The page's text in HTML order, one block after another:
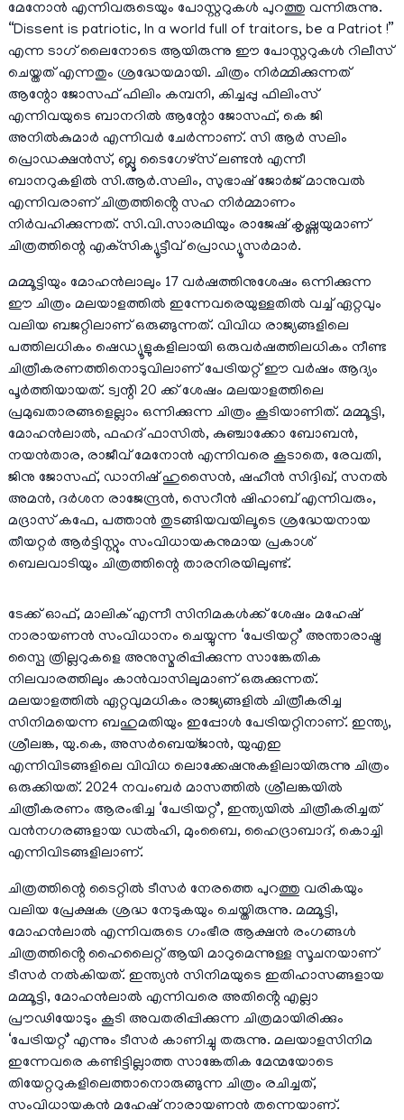
മേനോൻ എന്നിവരുടെയും പോസ്റ്ററുകൾ പുറത്തു വന്നിരുന്നു.
“Dissent is patriotic, In a world full of traitors, be a Patriot !”
എന്ന ടാഗ് ലൈനോടെ ആയിരുന്നു ഈ പോസ്റ്ററുകൾ റിലീസ്
ചെയ്തത് എന്നതും ശ്രദ്ധേയമായി. ചിത്രം നിർമ്മിക്കുന്നത്
ആന്റോ ജോസഫ് ഫിലിം കമ്പനി, കിച്ചപ്പു ഫിലിംസ്
എന്നിവയുടെ ബാനറിൽ ആന്റോ ജോസഫ്, കെ ജി
അനിൽകുമാർ എന്നിവർ ചേർന്നാണ്. സി ആർ സലിം
പ്രൊഡക്ഷൻസ്, ബ്ലൂ ടൈഗേഴ്സ് ലണ്ടൻ എന്നീ
ബാനറുകളിൽ സി.ആര്‍.സലിം, സുഭാഷ് ജോര്‍ജ് മാനുവല്‍
എന്നിവരാണ് ചിത്രത്തിൻ്റെ സഹ നിർമ്മാണം
നിർവഹിക്കുന്നത്. സി.വി.സാരഥിയും രാജേഷ് കൃഷ്ണയുമാണ്
ചിത്രത്തിന്റെ എക്‌സിക്യൂട്ടീവ് പ്രൊഡ്യൂസര്‍മാര്‍.
മമ്മൂട്ടിയും മോഹൻലാലും 17 വർഷത്തിനുശേഷം ഒന്നിക്കുന്ന
ഈ ചിത്രം മലയാളത്തിൽ ഇന്നേവരെയുള്ളതിൽ വച്ച് ഏറ്റവും
വലിയ ബജറ്റിലാണ് ഒരുങ്ങുന്നത്. വിവിധ രാജ്യങ്ങളിലെ
പത്തിലധികം ഷെഡ്യൂളുകളിലായി ഒരുവർഷത്തിലധികം നീണ്ട
ചിത്രീകരണത്തിനൊടുവിലാണ് പേട്രിയറ്റ് ഈ വർഷം ആദ്യം
പൂർത്തിയായത്. ട്വന്റി 20 ക്ക് ശേഷം മലയാളത്തിലെ
പ്രമുഖതാരങ്ങളെല്ലാം ഒന്നിക്കുന്ന ചിത്രം കൂടിയാണിത്. മമ്മൂട്ടി,
മോഹൻലാൽ, ഫഹദ് ഫാസിൽ, കുഞ്ചാക്കോ ബോബൻ,
നയൻ‌താര, രാജീവ് മേനോൻ എന്നിവരെ കൂടാതെ, രേവതി,
ജിനു ജോസഫ്, ഡാനിഷ് ഹുസൈൻ, ഷഹീൻ സിദ്ദിഖ്, സനൽ
അമൻ, ദർശന രാജേന്ദ്രൻ, സെറീൻ ഷിഹാബ് എന്നിവരും,
മദ്രാസ് കഫേ, പത്താൻ തുടങ്ങിയവയിലൂടെ ശ്രദ്ധേയനായ
തീയറ്റർ ആർട്ടിസ്റ്റും സംവിധായകനുമായ പ്രകാശ്
ബെലവാടിയും ചിത്രത്തിന്റെ താരനിരയിലുണ്ട്.
ടേക്ക് ഓഫ്, മാലിക് എന്നീ സിനിമകൾക്ക് ശേഷം മഹേഷ്
നാരായണൻ സംവിധാനം ചെയ്യുന്ന ‘പേട്രിയറ്റ്’ അന്താരാഷ്ട്ര
സ്പൈ ത്രില്ലറുകളെ അനുസ്മരിപ്പിക്കുന്ന സാങ്കേതിക
നിലവാരത്തിലും കാൻവാസിലുമാണ് ഒരുക്കുന്നത്.
മലയാളത്തിൽ ഏറ്റവുമധികം രാജ്യങ്ങളിൽ ചിത്രീകരിച്ച
സിനിമയെന്ന ബഹുമതിയും ഇപ്പോൾ പേട്രിയറ്റിനാണ്. ഇന്ത്യ,
ശ്രീലങ്ക, യു.കെ, അസർബെയ്ജാൻ, യുഎഇ
എന്നിവിടങ്ങളിലെ വിവിധ ലൊക്കേഷനുകളിലായിരുന്നു ചിത്രം
ഒരുക്കിയത്. 2024 നവംബർ മാസത്തിൽ ശ്രീലങ്കയിൽ
ചിത്രീകരണം ആരംഭിച്ച ‘പേട്രിയറ്റ്’, ഇന്ത്യയിൽ ചിത്രീകരിച്ചത്
വൻനഗരങ്ങളായ ഡൽഹി, മുംബൈ, ഹൈദ്രാബാദ്, കൊച്ചി
എന്നിവിടങ്ങളിലാണ്.
ചിത്രത്തിന്റെ ടൈറ്റിൽ ടീസർ നേരത്തെ പുറത്തു വരികയും
വലിയ പ്രേക്ഷക ശ്രദ്ധ നേടുകയും ചെയ്തിരുന്നു. മമ്മൂട്ടി,
മോഹൻലാൽ എന്നിവരുടെ ഗംഭീര ആക്ഷൻ രംഗങ്ങൾ
ചിത്രത്തിൻ്റെ ഹൈലൈറ്റ് ആയി മാറുമെന്നുള്ള സൂചനയാണ്
ടീസർ നൽകിയത്. ഇന്ത്യൻ സിനിമയുടെ ഇതിഹാസങ്ങളായ
മമ്മൂട്ടി, മോഹൻലാൽ എന്നിവരെ അതിൻ്റെ എല്ലാ
പ്രൗഢിയോടും കൂടി അവതരിപ്പിക്കുന്ന ചിത്രമായിരിക്കും
‘പേട്രിയറ്റ്’ എന്നും ടീസർ കാണിച്ചു തരുന്നു. മലയാളസിനിമ
ഇന്നേവരെ കണ്ടിട്ടില്ലാത്ത സാങ്കേതിക മേന്മയോടെ
തിയേറ്ററുകളിലെത്താനൊരുങ്ങുന്ന ചിത്രം രചിച്ചത്,
സംവിധായകൻ മഹേഷ് നാരായണൻ തന്നെയാണ്.